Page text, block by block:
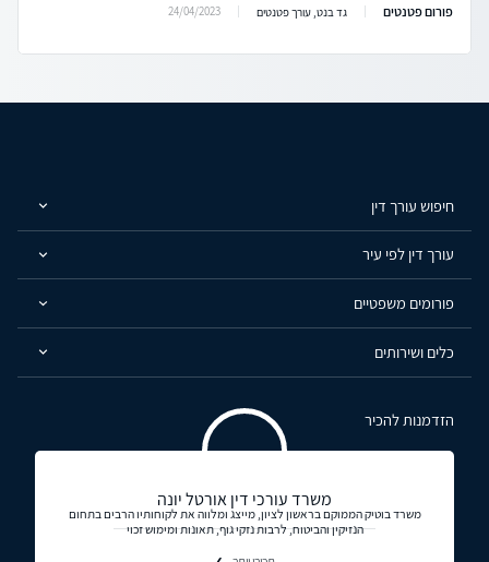
פורום פטנטים גד בנט, עורך פטנטים 24/04/2023
חיפוש עורך דין
עורך דין לפי עיר
פורומים משפטיים
כלים ושירותים
הזדמנות להכיר
משרד עורכי דין אורטל יונה
משרד בוטיק הממוקם בראשון לציון, מייצג ומלווה את לקוחותיו הרבים בתחום
הנזיקין והביטוח, לרבות נזקי גוף, תאונות ומימוש זכוי